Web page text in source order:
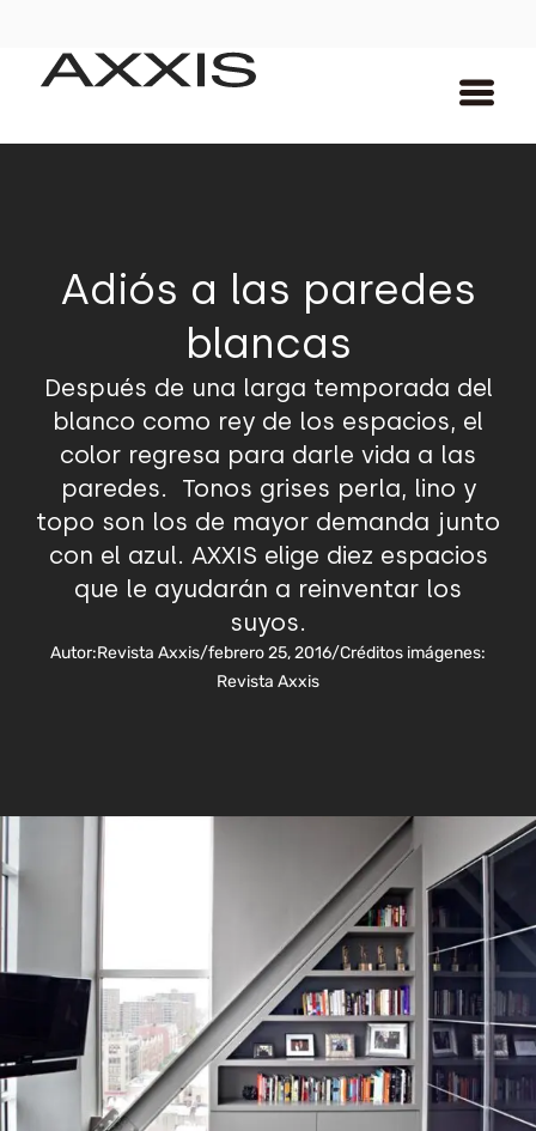
Adiós a las paredes
blancas
Después de una larga temporada del
blanco como rey de los espacios, el
color regresa para darle vida a las
paredes. Tonos grises perla, lino y
topo son los de mayor demanda junto
con el azul. AXXIS elige diez espacios
que le ayudarán a reinventar los
suyos.
Autor:Revista Axxis/febrero 25, 2016/Créditos imágenes:
Revista Axxis